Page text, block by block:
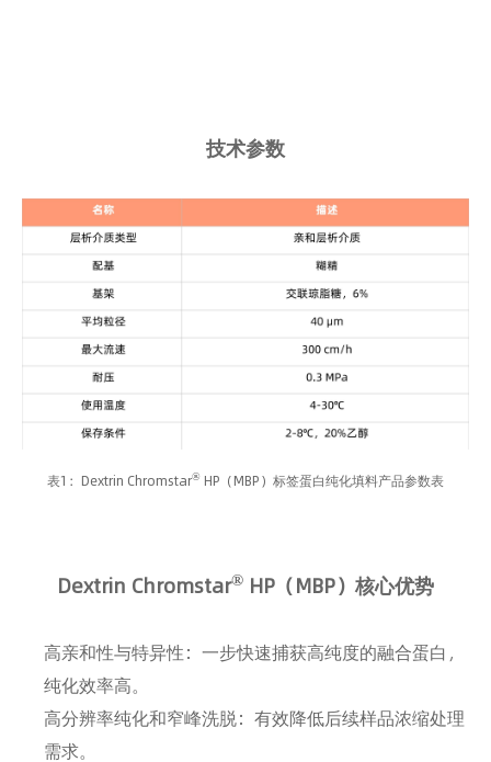
技术参数
表1：Dextrin Chromstar® HP（MBP）标签蛋白纯化填料产品参数表
Dextrin Chromstar® HP（MBP） 核心优势
高亲和性与特异性：一步快速捕获高纯度的融合蛋白，
纯化效率高。
高分辨率纯化和窄峰洗脱：有效降低后续样品浓缩处理
需求。